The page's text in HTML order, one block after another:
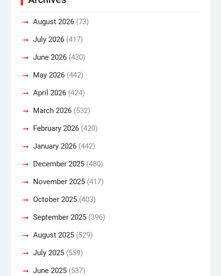
August 2026(73)
July 2026(417)
June 2026(430)
May 2026(442)
April 2026(424)
March 2026(532)
February 2026(420)
January 2026(442)
December 2025(480)
November 2025(417)
October 2025(403)
September 2025(396)
August 2025(529)
July 2025(559)
June 2025(537)